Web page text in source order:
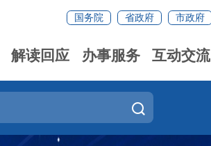
国务院 省政府 市政府
解读回应 办事服务 互动交流